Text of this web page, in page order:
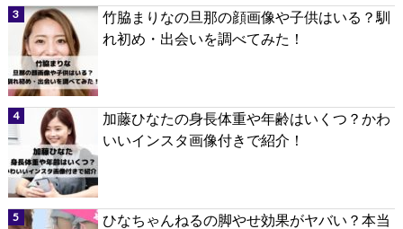
竹脇まりなの旦那の顔画像や子供はいる？馴
れ初め・出会いを調べてみた！
加藤ひなたの身長体重や年齢はいくつ？かわ
いいインスタ画像付きで紹介！
ひなちゃんねるの脚やせ効果がヤバい？本当